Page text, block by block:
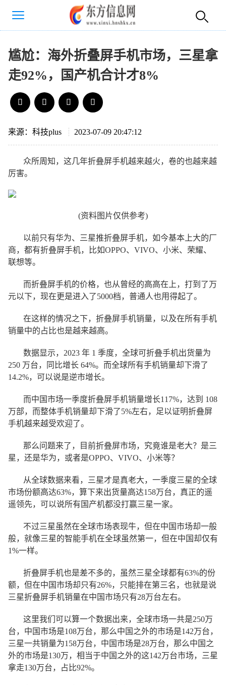
尴尬：海外折叠屏手机市场，三星拿
走92%，国产机合计才8%
来源：科技plus 2023-07-09 20:47:12
众所周知，这几年折叠屏手机越来越火，卷的也越来越
厉害。
(资料图片仅供参考)
以前只有华为、三星推折叠屏手机，如今基本上大的厂
商，都有折叠屏手机，比如OPPO、VIVO、小米、荣耀、
联想等。
而折叠屏手机的价格，也从曾经的高高在上，打到了万
元以下，现在更是进入了5000档，普通人也用得起了。
在这样的情况之下，折叠屏手机销量，以及在所有手机
销量中的占比也是越来越高。
数据显示，2023 年 1 季度，全球可折叠手机出货量为
250 万台，同比增长 64%。而全球所有手机销量却下滑了
14.2%，可以说是逆市增长。
而中国市场一季度折叠屏手机销量增长117%，达到 108
万部，而整体手机销量却下滑了5%左右，足以证明折叠屏
手机越来越受欢迎了。
那么问题来了，目前折叠屏市场，究竟谁是老大？是三
星，还是华为，或者是OPPO、VIVO、小米等？
从全球数据来看，三星才是真老大，一季度三星的全球
市场份额高达63%，算下来出货量高达158万台，真正的遥
遥领先，可以说所有国产机都没打赢三星一家。
不过三星虽然在全球市场表现牛，但在中国市场却一般
般，就像三星的智能手机在全球虽然第一，但在中国却仅有
1%一样。
折叠屏手机也是差不多的，虽然三星全球都有63%的份
额，但在中国市场却只有26%，只能排在第三名，也就是说
三星折叠屏手机销量在中国市场只有28万台左右。
这里我们可以算一个数据出来，全球市场一共是250万
台，中国市场是108万台，那么中国之外的市场是142万台，
三星一共销量为158万台，中国市场是28万台，那么中国之
外的市场是130万，相当于中国之外的这142万台市场，三星
拿走130万台，占比92%。